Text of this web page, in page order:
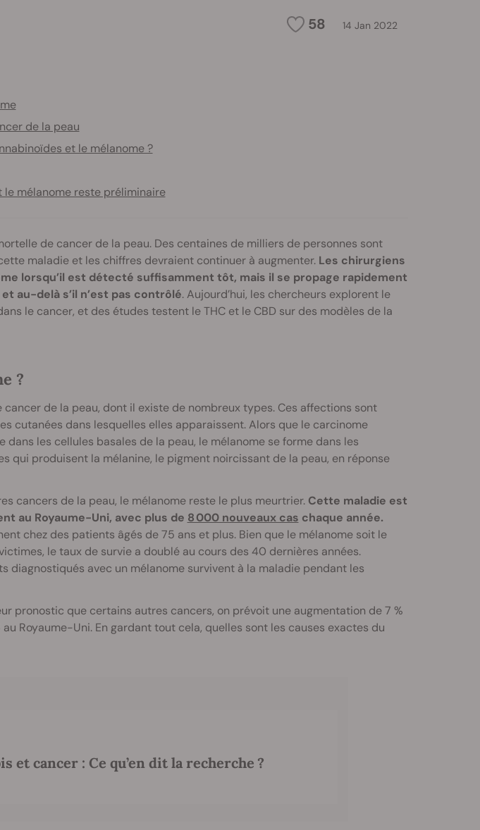
58 14 Jan 2022
de la peau
et le mélanome ?
le mélanome reste préliminaire
de cancer de la peau. Des centaines de milliers de personnes sont
maladie et les chiffres devraient continuer à augmenter.Les chirurgiens
lorsqu’il est détecté suffisamment tôt, mais il se propage rapidement
au-delà s’il n’est pas contrôlé. Aujourd’hui, les chercheurs explorent le
le cancer, et des études testent le THC et le CBD sur des modèles de la
?
cancer de la peau, dont il existe de nombreux types. Ces affections sont
cutanées dans lesquelles elles apparaissent. Alors que le carcinome
dans les cellules basales de la peau, le mélanome se forme dans les
qui produisent la mélanine, le pigment noircissant de la peau, en réponse
cancers de la peau, le mélanome reste le plus meurtrier. Cette maladie est
au Royaume-Uni, avec plus de 8 000 nouveaux cas chaque année.
chez des patients âgés de 75 ans et plus. Bien que le mélanome soit le
le taux de survie a doublé au cours des 40 dernières années.
diagnostiqués avec un mélanome survivent à la maladie pendant les
pronostic que certains autres cancers, on prévoit une augmentation de 7 %
Royaume-Uni. En gardant tout cela, quelles sont les causes exactes du
et cancer : Ce qu’en dit la recherche ?